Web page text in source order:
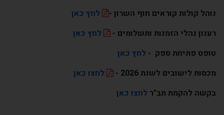
נוהל קולות קוראים חוף השרון -
לחץ כאן
רענון נהלי הזמנות ותשלומים -
לחץ כאן
טופס פתיחת ספק - לחץ כאן
מכסות לישובים לשנת 2026 -
לחצו כאן
בקשה להקמת תב"ר לחצו כאן